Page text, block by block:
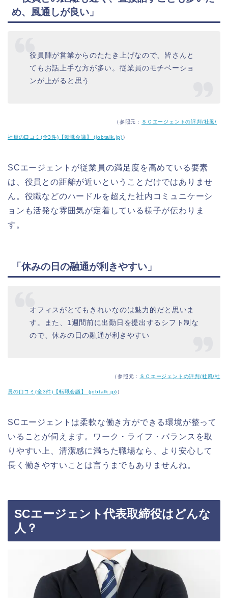
め、風通しが良い」
役員陣が営業からのたたき上げなので、皆さんと
てもお話上手な方が多い。従業員のモチベーショ
ンが上がると思う
（参照元： ＳＣエージェントの評判/社風/
社員の口コミ(全3件)【転職会議】 (jobtalk.jp)）
SCエージェントが従業員の満足度を高めている要素
は、役員との距離が近いということだけではありませ
ん。役職などのハードルを超えた社内コミュニケーシ
ョンも活発な雰囲気が定着している様子が伝わりま
す。
「休みの日の融通が利きやすい」
オフィスがとてもきれいなのは魅力的だと思いま
す。また、1週間前に出勤日を提出するシフト制な
ので、休みの日の融通が利きやすい
（参照元： ＳＣエージェントの評判/社風/社
員の口コミ(全3件)【転職会議】 (jobtalk.jp)）
SCエージェントは柔軟な働き方ができる環境が整って
いることが伺えます。ワーク・ライフ・バランスを取
りやすい上、清潔感に満ちた職場なら、より安心して
長く働きやすいことは言うまでもありませんね。
SCエージェント代表取締役はどんな
人？